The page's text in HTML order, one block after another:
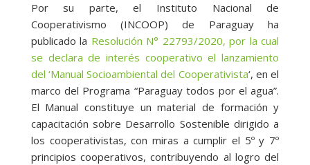
Por su parte, el Instituto Nacional de
Cooperativismo (INCOOP) de Paraguay ha
publicado la Resolución N° 22793/2020, por la cual
se declara de interés cooperativo el lanzamiento
del ‘Manual Socioambiental del Cooperativista‘, en el
marco del Programa “Paraguay todos por el agua”.
El Manual constituye un material de formación y
capacitación sobre Desarrollo Sostenible dirigido a
los cooperativistas, con miras a cumplir el 5º y 7º
principios cooperativos, contribuyendo al logro del